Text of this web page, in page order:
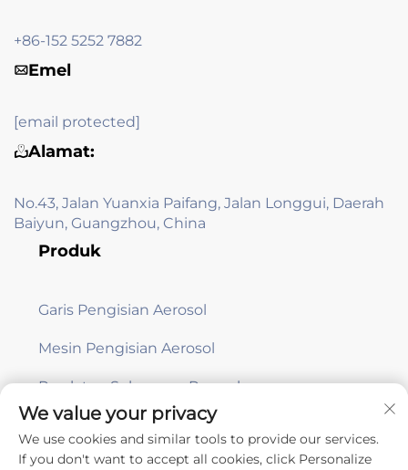
+86-152 5252 7882
Emel
[email protected]
Alamat:
No.43, Jalan Yuanxia Paifang, Jalan Longgui, Daerah
Baiyun, Guangzhou, China
Produk
Garis Pengisian Aerosol
Mesin Pengisian Aerosol
Peralatan Sokongan Pengeluaran
Langgan
We value your privacy
We use cookies and similar tools to provide our services.
If you don't want to accept all cookies, click Personalize